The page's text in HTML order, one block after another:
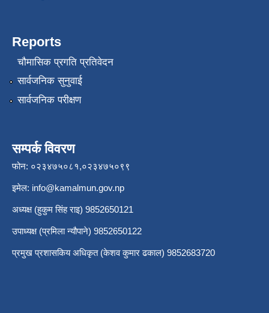
Reports
चौमासिक प्रगति प्रतिवेदन
सार्वजनिक सुनुवाई
सार्वजनिक परीक्षण
सम्पर्क विवरण
फोन: ०२३४७५०८१,०२३४७५०९९
इमेल: info@kamalmun.gov.np
अध्यक्ष (हुकुम सिंह राइ) 9852650121
उपाध्यक्ष (प्रमिला न्यौपाने) 9852650122
प्रमुख प्रशासकिय अधिकृत (केशव कुमार ढकाल) 9852683720